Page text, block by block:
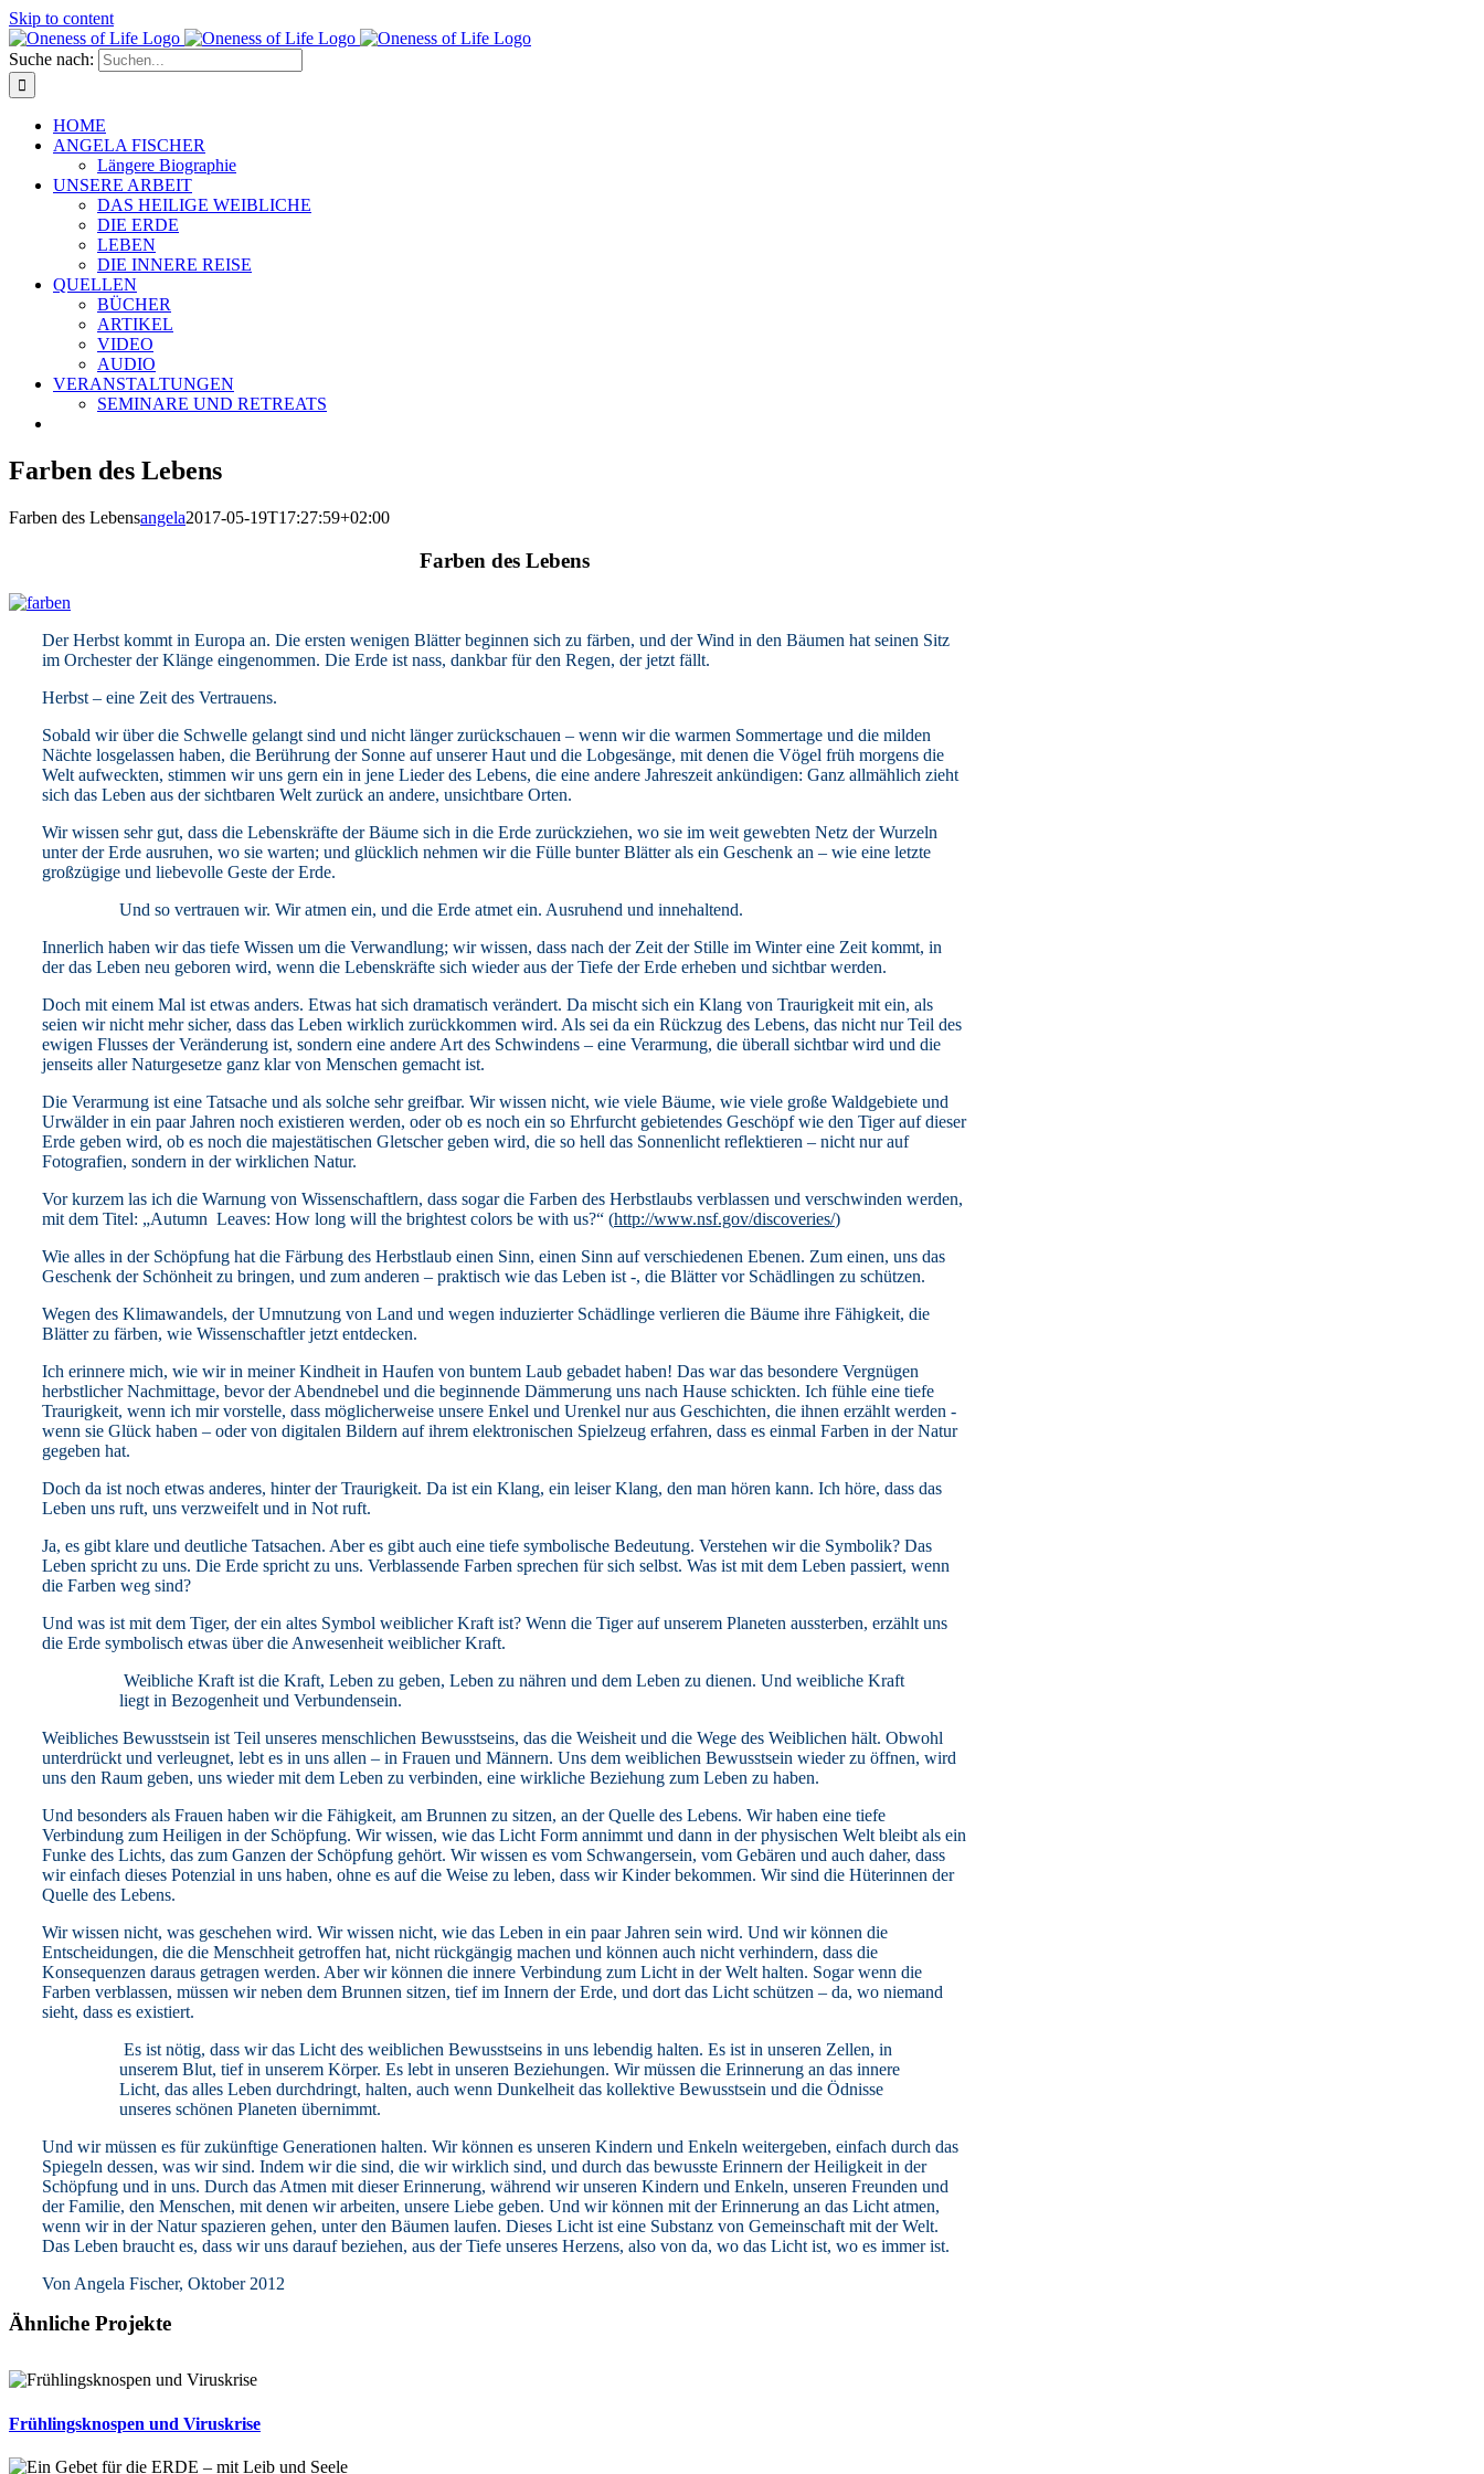
Skip to content
Suche nach:
HOME
ANGELA FISCHER
Längere Biographie
UNSERE ARBEIT
DAS HEILIGE WEIBLICHE
DIE ERDE
LEBEN
DIE INNERE REISE
QUELLEN
BÜCHER
ARTIKEL
VIDEO
AUDIO
VERANSTALTUNGEN
SEMINARE UND RETREATS
Farben des Lebens
Farben des Lebensangela2017-05-19T17:27:59+02:00
Farben des Lebens
Der Herbst kommt in Europa an. Die ersten wenigen Blätter beginnen sich zu färben, und der Wind in den Bäumen hat seinen Sitz
im Orchester der Klänge eingenommen. Die Erde ist nass, dankbar für den Regen, der jetzt fällt.
Herbst – eine Zeit des Vertrauens.
Sobald wir über die Schwelle gelangt sind und nicht länger zurückschauen – wenn wir die warmen Sommertage und die milden
Nächte losgelassen haben, die Berührung der Sonne auf unserer Haut und die Lobgesänge, mit denen die Vögel früh morgens die
Welt aufweckten, stimmen wir uns gern ein in jene Lieder des Lebens, die eine andere Jahreszeit ankündigen: Ganz allmählich zieht
sich das Leben aus der sichtbaren Welt zurück an andere, unsichtbare Orten.
Wir wissen sehr gut, dass die Lebenskräfte der Bäume sich in die Erde zurückziehen, wo sie im weit gewebten Netz der Wurzeln
unter der Erde ausruhen, wo sie warten; und glücklich nehmen wir die Fülle bunter Blätter als ein Geschenk an – wie eine letzte
großzügige und liebevolle Geste der Erde.
Und so vertrauen wir. Wir atmen ein, und die Erde atmet ein. Ausruhend und innehaltend.
Innerlich haben wir das tiefe Wissen um die Verwandlung; wir wissen, dass nach der Zeit der Stille im Winter eine Zeit kommt, in
der das Leben neu geboren wird, wenn die Lebenskräfte sich wieder aus der Tiefe der Erde erheben und sichtbar werden.
Doch mit einem Mal ist etwas anders. Etwas hat sich dramatisch verändert. Da mischt sich ein Klang von Traurigkeit mit ein, als
seien wir nicht mehr sicher, dass das Leben wirklich zurückkommen wird. Als sei da ein Rückzug des Lebens, das nicht nur Teil des
ewigen Flusses der Veränderung ist, sondern eine andere Art des Schwindens – eine Verarmung, die überall sichtbar wird und die
jenseits aller Naturgesetze ganz klar von Menschen gemacht ist.
Die Verarmung ist eine Tatsache und als solche sehr greifbar. Wir wissen nicht, wie viele Bäume, wie viele große Waldgebiete und
Urwälder in ein paar Jahren noch existieren werden, oder ob es noch ein so Ehrfurcht gebietendes Geschöpf wie den Tiger auf dieser
Erde geben wird, ob es noch die majestätischen Gletscher geben wird, die so hell das Sonnenlicht reflektieren – nicht nur auf
Fotografien, sondern in der wirklichen Natur.
Vor kurzem las ich die Warnung von Wissenschaftlern, dass sogar die Farben des Herbstlaubs verblassen und verschwinden werden,
mit dem Titel: „Autumn Leaves: How long will the brightest colors be with us?“ (http://www.nsf.gov/discoveries/)
Wie alles in der Schöpfung hat die Färbung des Herbstlaub einen Sinn, einen Sinn auf verschiedenen Ebenen. Zum einen, uns das
Geschenk der Schönheit zu bringen, und zum anderen – praktisch wie das Leben ist -, die Blätter vor Schädlingen zu schützen.
Wegen des Klimawandels, der Umnutzung von Land und wegen induzierter Schädlinge verlieren die Bäume ihre Fähigkeit, die
Blätter zu färben, wie Wissenschaftler jetzt entdecken.
Ich erinnere mich, wie wir in meiner Kindheit in Haufen von buntem Laub gebadet haben! Das war das besondere Vergnügen
herbstlicher Nachmittage, bevor der Abendnebel und die beginnende Dämmerung uns nach Hause schickten. Ich fühle eine tiefe
Traurigkeit, wenn ich mir vorstelle, dass möglicherweise unsere Enkel und Urenkel nur aus Geschichten, die ihnen erzählt werden -
wenn sie Glück haben – oder von digitalen Bildern auf ihrem elektronischen Spielzeug erfahren, dass es einmal Farben in der Natur
gegeben hat.
Doch da ist noch etwas anderes, hinter der Traurigkeit. Da ist ein Klang, ein leiser Klang, den man hören kann. Ich höre, dass das
Leben uns ruft, uns verzweifelt und in Not ruft.
Ja, es gibt klare und deutliche Tatsachen. Aber es gibt auch eine tiefe symbolische Bedeutung. Verstehen wir die Symbolik? Das
Leben spricht zu uns. Die Erde spricht zu uns. Verblassende Farben sprechen für sich selbst. Was ist mit dem Leben passiert, wenn
die Farben weg sind?
Und was ist mit dem Tiger, der ein altes Symbol weiblicher Kraft ist? Wenn die Tiger auf unserem Planeten aussterben, erzählt uns
die Erde symbolisch etwas über die Anwesenheit weiblicher Kraft.
Weibliche Kraft ist die Kraft, Leben zu geben, Leben zu nähren und dem Leben zu dienen. Und weibliche Kraft
liegt in Bezogenheit und Verbundensein.
Weibliches Bewusstsein ist Teil unseres menschlichen Bewusstseins, das die Weisheit und die Wege des Weiblichen hält. Obwohl
unterdrückt und verleugnet, lebt es in uns allen – in Frauen und Männern. Uns dem weiblichen Bewusstsein wieder zu öffnen, wird
uns den Raum geben, uns wieder mit dem Leben zu verbinden, eine wirkliche Beziehung zum Leben zu haben.
Und besonders als Frauen haben wir die Fähigkeit, am Brunnen zu sitzen, an der Quelle des Lebens. Wir haben eine tiefe
Verbindung zum Heiligen in der Schöpfung. Wir wissen, wie das Licht Form annimmt und dann in der physischen Welt bleibt als ein
Funke des Lichts, das zum Ganzen der Schöpfung gehört. Wir wissen es vom Schwangersein, vom Gebären und auch daher, dass
wir einfach dieses Potenzial in uns haben, ohne es auf die Weise zu leben, dass wir Kinder bekommen. Wir sind die Hüterinnen der
Quelle des Lebens.
Wir wissen nicht, was geschehen wird. Wir wissen nicht, wie das Leben in ein paar Jahren sein wird. Und wir können die
Entscheidungen, die die Menschheit getroffen hat, nicht rückgängig machen und können auch nicht verhindern, dass die
Konsequenzen daraus getragen werden. Aber wir können die innere Verbindung zum Licht in der Welt halten. Sogar wenn die
Farben verblassen, müssen wir neben dem Brunnen sitzen, tief im Innern der Erde, und dort das Licht schützen – da, wo niemand
sieht, dass es existiert.
Es ist nötig, dass wir das Licht des weiblichen Bewusstseins in uns lebendig halten. Es ist in unseren Zellen, in
unserem Blut, tief in unserem Körper. Es lebt in unseren Beziehungen. Wir müssen die Erinnerung an das innere
Licht, das alles Leben durchdringt, halten, auch wenn Dunkelheit das kollektive Bewusstsein und die Ödnisse
unseres schönen Planeten übernimmt.
Und wir müssen es für zukünftige Generationen halten. Wir können es unseren Kindern und Enkeln weitergeben, einfach durch das
Spiegeln dessen, was wir sind. Indem wir die sind, die wir wirklich sind, und durch das bewusste Erinnern der Heiligkeit in der
Schöpfung und in uns. Durch das Atmen mit dieser Erinnerung, während wir unseren Kindern und Enkeln, unseren Freunden und
der Familie, den Menschen, mit denen wir arbeiten, unsere Liebe geben. Und wir können mit der Erinnerung an das Licht atmen,
wenn wir in der Natur spazieren gehen, unter den Bäumen laufen. Dieses Licht ist eine Substanz von Gemeinschaft mit der Welt.
Das Leben braucht es, dass wir uns darauf beziehen, aus der Tiefe unseres Herzens, also von da, wo das Licht ist, wo es immer ist.
Von Angela Fischer, Oktober 2012
Ähnliche Projekte
Frühlingsknospen und Viruskrise